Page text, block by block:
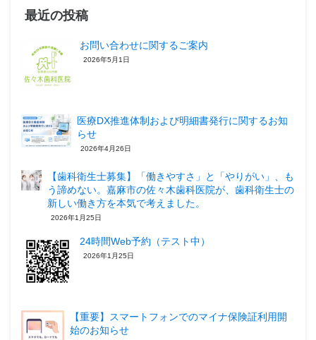
最近の投稿
お問い合わせに関するご案内
2026年5月1日
医療DX推進体制および明細書発行に関するお知
らせ
2026年4月26日
【歯科衛生士募集】「働きやすさ」と「やりがい」、も
う諦めない。嘉麻市の佐々木歯科医院が、歯科衛生士の
新しい働き方を本気で考えました。
2026年1月25日
24時間Web予約（テスト中）
2026年1月25日
【重要】スマートフォンでのマイナ保険証利用開
始のお知らせ